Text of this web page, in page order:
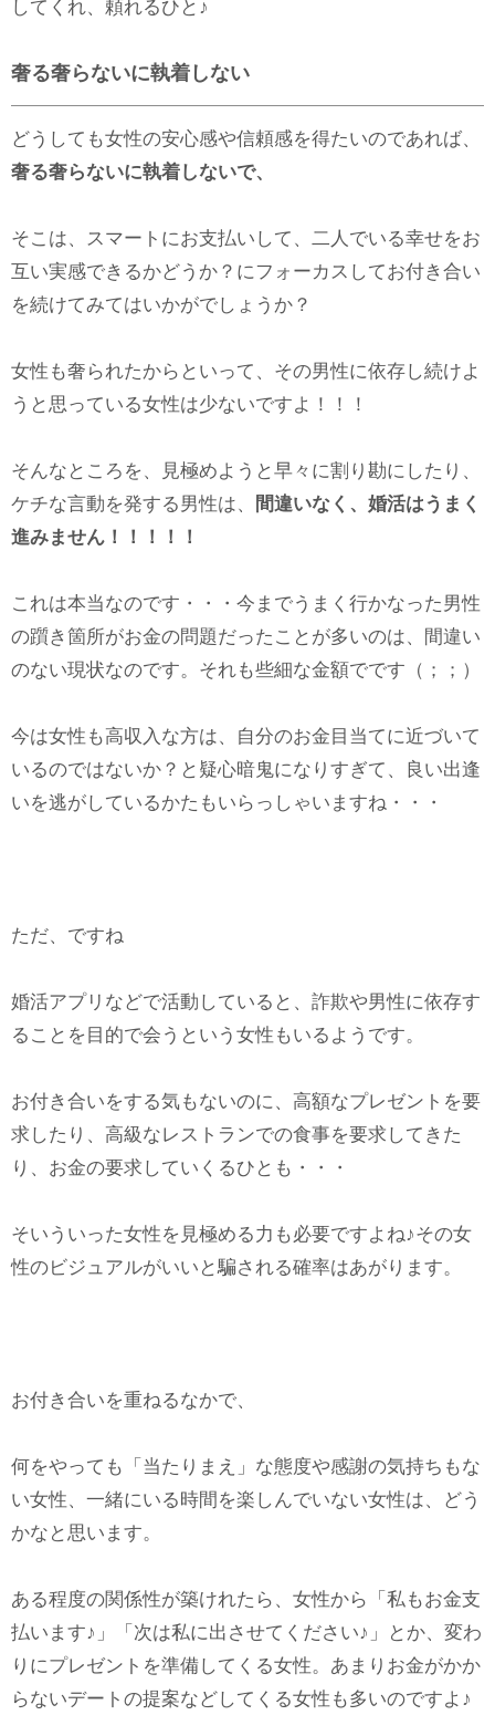
してくれ、頼れるひと♪
奢る奢らないに執着しない
どうしても女性の安心感や信頼感を得たいのであれば、
奢る奢らないに執着しないで、
そこは、スマートにお支払いして、二人でいる幸せをお
互い実感できるかどうか？にフォーカスしてお付き合い
を続けてみてはいかがでしょうか？
女性も奢られたからといって、その男性に依存し続けよ
うと思っている女性は少ないですよ！！！
そんなところを、見極めようと早々に割り勘にしたり、
ケチな言動を発する男性は、
間違いなく、婚活はうまく
進みません！！！！！
これは本当なのです・・・今までうまく行かなった男性
の躓き箇所がお金の問題だったことが多いのは、間違い
のない現状なのです。それも些細な金額でです（；；）
今は女性も高収入な方は、自分のお金目当てに近づいて
いるのではないか？と疑心暗鬼になりすぎて、良い出逢
いを逃がしているかたもいらっしゃいますね・・・
ただ、ですね
婚活アプリなどで活動していると、詐欺や男性に依存す
ることを目的で会うという女性もいるようです。
お付き合いをする気もないのに、高額なプレゼントを要
求したり、高級なレストランでの食事を要求してきた
り、お金の要求していくるひとも・・・
そいういった女性を見極める力も必要ですよね♪その女
性のビジュアルがいいと騙される確率はあがります。
お付き合いを重ねるなかで、
何をやっても「当たりまえ」な態度や感謝の気持ちもな
い女性、一緒にいる時間を楽しんでいない女性は、どう
かなと思います。
ある程度の関係性が築けれたら、女性から「私もお金支
払います♪」「次は私に出させてください♪」とか、変わ
りにプレゼントを準備してくる女性。あまりお金がかか
らないデートの提案などしてくる女性も多いのですよ♪